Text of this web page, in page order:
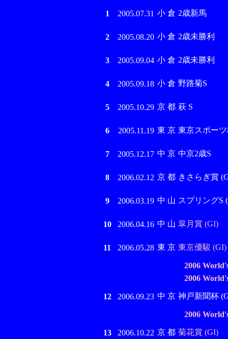
1 2005.07.31 小 倉 2歳新馬
2 2005.08.20 小 倉 2歳未勝利
3 2005.09.04 小 倉 2歳未勝利
4 2005.09.18 小 倉 野路菊S
5 2005.10.29 京 都 萩 S
6 2005.11.19 東 京 東京スポー
7 2005.12.17 中 京 中京2歳S
8 2006.02.12 京 都 きさらぎ賞
9 2006.03.19 中 山 スプリングS
10 2006.04.16 中 山 皐月賞 (GI)
11 2006.05.28 東 京 東京優駿 (GI)
2006
2006
12 2006.09.23 中 京 神戸新聞杯
2006
13 2006.10.22 京 都 菊花賞 (GI)